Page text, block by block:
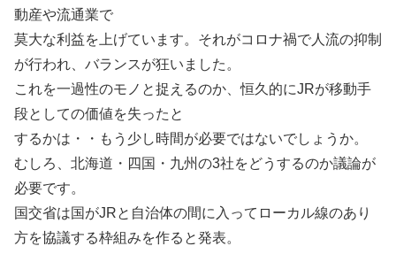
動産や流通業で
莫大な利益を上げています。それがコロナ禍で人流の抑制
が行われ、バランスが狂いました。
これを一過性のモノと捉えるのか、恒久的にJRが移動手
段としての価値を失ったと
するかは・・もう少し時間が必要ではないでしょうか。
むしろ、北海道・四国・九州の3社をどうするのか議論が
必要です。
国交省は国がJRと自治体の間に入ってローカル線のあり
方を協議する枠組みを作ると発表。